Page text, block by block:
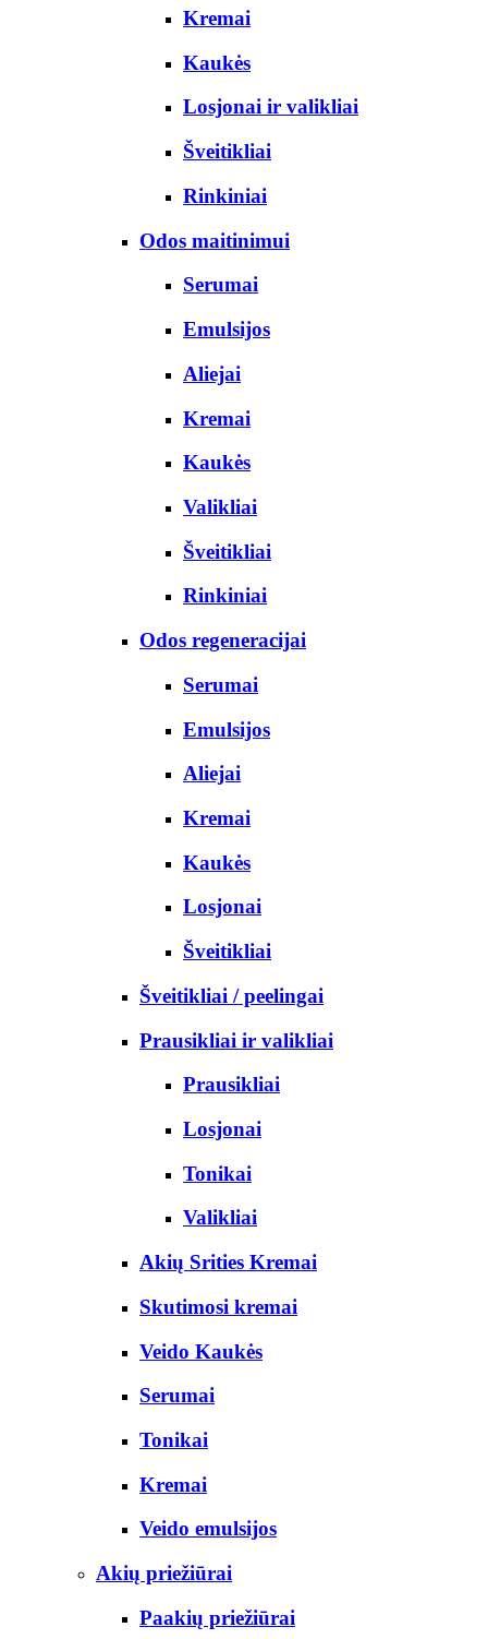
Kremai
Kaukės
Losjonai ir valikliai
Šveitikliai
Rinkiniai
Odos maitinimui
Serumai
Emulsijos
Aliejai
Kremai
Kaukės
Valikliai
Šveitikliai
Rinkiniai
Odos regeneracijai
Serumai
Emulsijos
Aliejai
Kremai
Kaukės
Losjonai
Šveitikliai
Šveitikliai / peelingai
Prausikliai ir valikliai
Prausikliai
Losjonai
Tonikai
Valikliai
Akių Srities Kremai
Skutimosi kremai
Veido Kaukės
Serumai
Tonikai
Kremai
Veido emulsijos
Akių priežiūrai
Paakių priežiūrai